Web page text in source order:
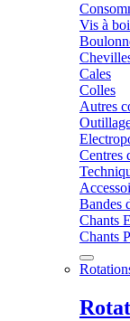
Vis à
Cales
Colles
Autres
Centres
Bandes
Chants
Chants